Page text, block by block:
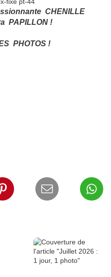
CHENILLE
PAPILLON !
PHOTOS !